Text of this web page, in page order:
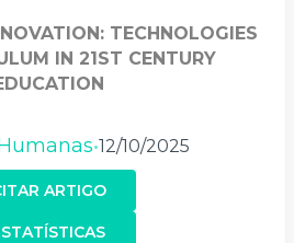
TECHNOLOGIES
IN 21ST CENTURY
•12/10/2025
ARTIGO